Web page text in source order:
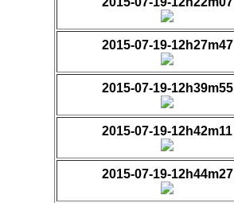
2015-07-19-12h27m47
2015-07-19-12h39m55
2015-07-19-12h42m11
2015-07-19-12h44m27